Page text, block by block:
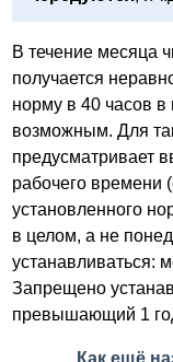
В течение месяца
получается
норму в 40 часов в
возможным. Для
предусматривает
рабочего времени
установленного
в целом, а не
устанавливаться:
Запрещено
превышающий 1